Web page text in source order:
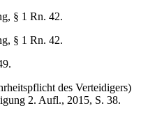
§ 1 Rn. 42.
§ 1 Rn. 42.
des Verteidigers)
2. Aufl., 2015, S. 38.